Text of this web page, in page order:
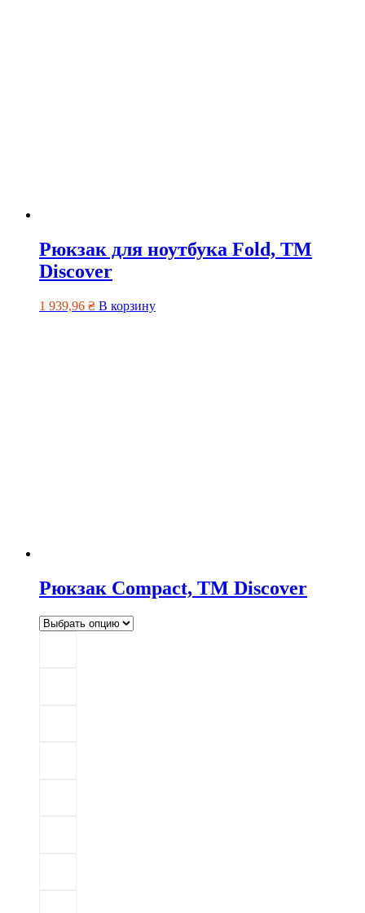
Рюкзак для ноутбука Fold, ТМ
Discover
1 939,96 ₴ В корзину
Рюкзак Compact, TM Discover